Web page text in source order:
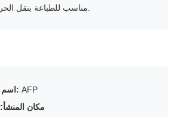
اسم العلامة التجارية: AFP
مكان المنشأ: